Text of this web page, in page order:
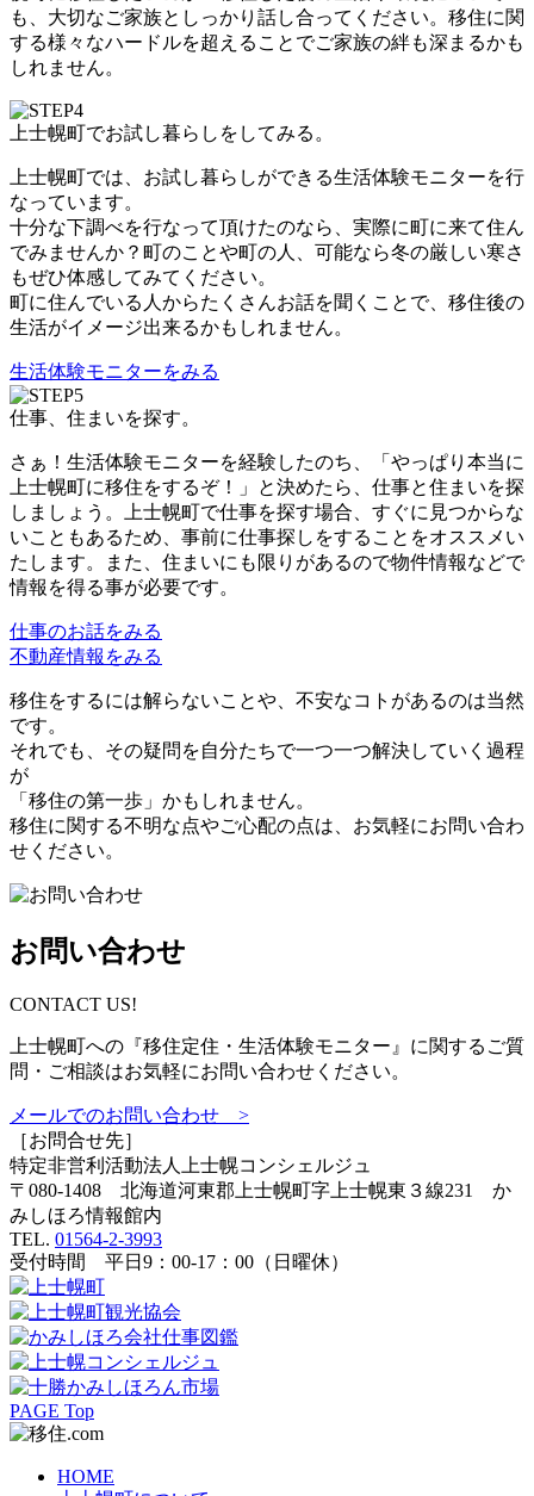
も、大切なご家族としっかり話し合ってください。移住に関
する様々なハードルを超えることでご家族の絆も深まるかも
しれません。
上士幌町でお試し暮らしをしてみる。
上士幌町では、お試し暮らしができる生活体験モニターを行
なっています。
十分な下調べを行なって頂けたのなら、実際に町に来て住ん
でみませんか？町のことや町の人、可能なら冬の厳しい寒さ
もぜひ体感してみてください。
町に住んでいる人からたくさんお話を聞くことで、移住後の
生活がイメージ出来るかもしれません。
生活体験モニターをみる
仕事、住まいを探す。
さぁ！生活体験モニターを経験したのち、「やっぱり本当に
上士幌町に移住をするぞ！」と決めたら、仕事と住まいを探
しましょう。上士幌町で仕事を探す場合、すぐに見つからな
いこともあるため、事前に仕事探しをすることをオススメい
たします。また、住まいにも限りがあるので物件情報などで
情報を得る事が必要です。
仕事のお話をみる
不動産情報をみる
移住をするには解らないことや、不安なコトがあるのは当然
です。
それでも、その疑問を自分たちで一つ一つ解決していく過程
が
「移住の第一歩」かもしれません。
移住に関する不明な点やご心配の点は、お気軽にお問い合わ
せください。
お問い合わせ
CONTACT US!
上士幌町への『移住定住・生活体験モニター』に関するご質
問・ご相談はお気軽にお問い合わせください。
メールでのお問い合わせ >
［お問合せ先］
特定非営利活動法人
上士幌コンシェルジュ
〒080-1408 北海道河東郡上士幌町字上士幌東３線231 か
みしほろ情報館内
TEL. 01564-2-3993
受付時間 平日9：00-17：00（日曜休）
PAGE Top
HOME